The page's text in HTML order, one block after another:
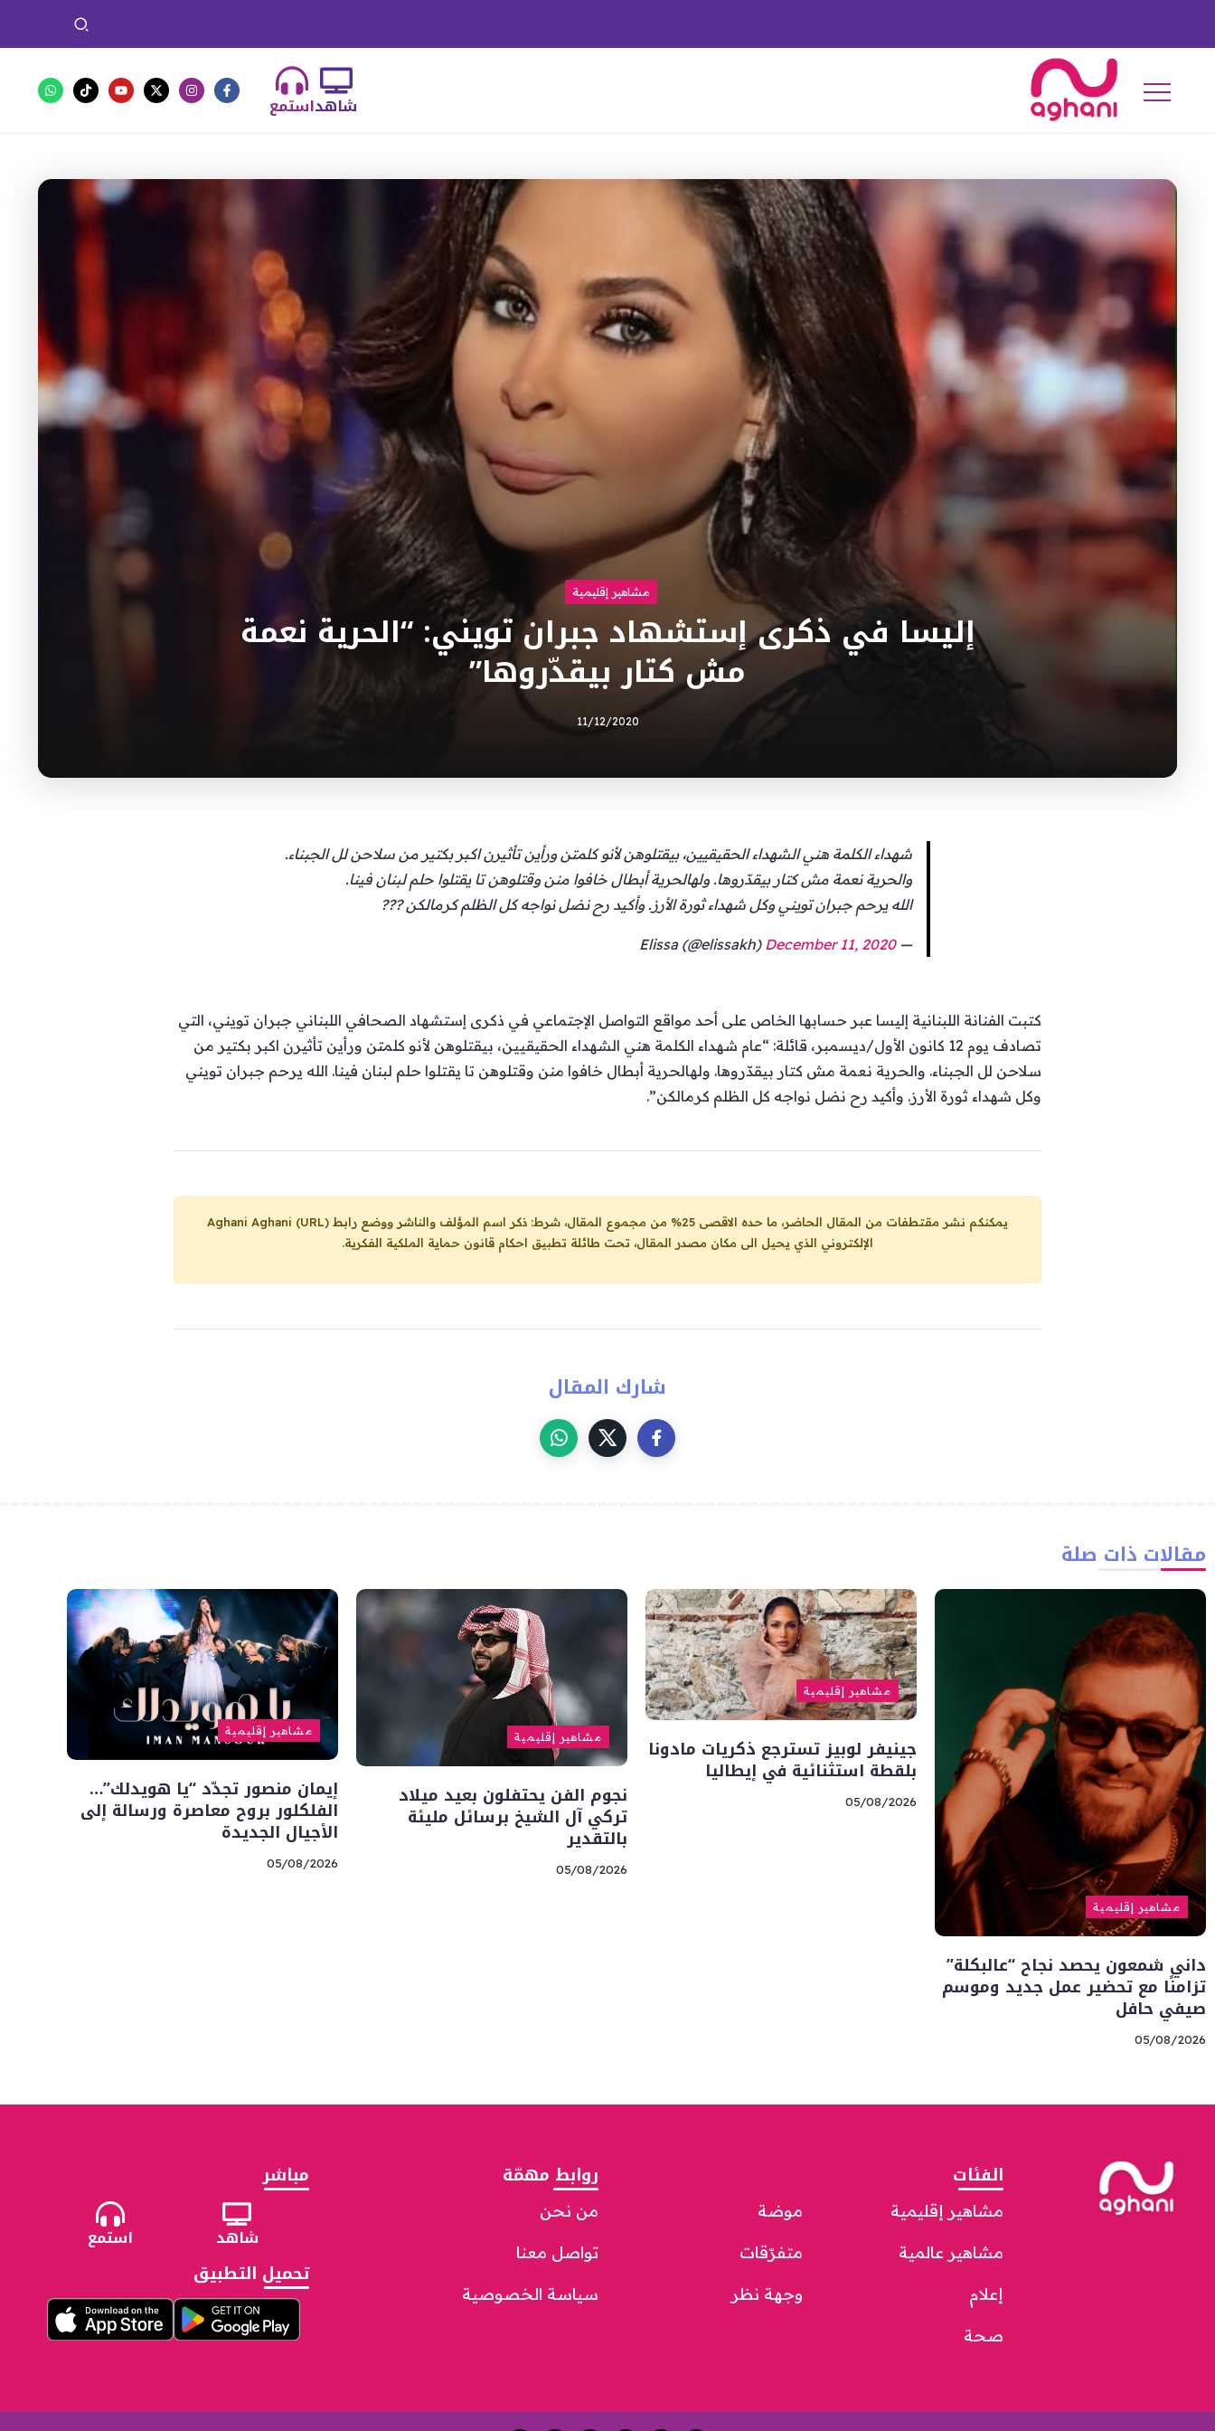
استمعشاهد
مشاهير إقليمية
إليسا في ذكرى إستشهاد جبران تويني: “الحرية نعمة
مش كتار بيقدّروها”
11/12/2020
شهداء الكلمة هني الشهداء الحقيقيين، بيقتلوهن لأنو كلمتن ورأين تأثيرن اكبر بكتير من سلاحن لل الجبناء.
والحرية نعمة مش كتار بيقدّروها. ولهالحرية أبطال خافوا منن وقتلوهن تا يقتلوا حلم لبنان فينا.
الله يرحم جبران تويني وكل شهداء ثورة الأرز. وأكيد رح نضل نواجه كل الظلم كرمالكن ???
— Elissa (@elissakh)
December 11, 2020
كتبت الفنانة اللبنانية إليسا عبر حسابها الخاص على أحد مواقع التواصل الإجتماعي في ذكرى إستشهاد الصحافي اللبناني جبران تويني، التي
تصادف يوم 12 كانون الأول/ديسمبر، قائلة: “عام شهداء الكلمة هني الشهداء الحقيقيين، بيقتلوهن لأنو كلمتن ورأين تأثيرن اكبر بكتير من
سلاحن لل الجبناء. والحرية نعمة مش كتار بيقدّروها. ولهالحرية أبطال خافوا منن وقتلوهن تا يقتلوا حلم لبنان فينا. الله يرحم جبران تويني
وكل شهداء ثورة الأرز. وأكيد رح نضل نواجه كل الظلم كرمالكن”.
يمكنكم نشر مقتطفات من المقال الحاضر، ما حده الاقصى 25% من مجموع المقال، شرط: ذكر اسم المؤلف والناشر ووضع رابط
Aghani Aghani (URL)
الإلكتروني الذي يحيل الى مكان مصدر المقال، تحت طائلة تطبيق احكام قانون حماية الملكية الفكرية.
شارك المقال
مقالات ذات صلة
مشاهير إقليمية
داني شمعون يحصد نجاح “عالبكلة”
تزامنًا مع تحضير عمل جديد وموسم
صيفي حافل
05/08/2026
مشاهير إقليمية
جينيفر لوبيز تسترجع ذكريات مادونا
بلقطة استثنائية في إيطاليا
05/08/2026
مشاهير إقليمية
نجوم الفن يحتفلون بعيد ميلاد
تركي آل الشيخ برسائل مليئة
بالتقدير
05/08/2026
مشاهير إقليمية
إيمان منصور تجدّد “يا هويدلك”…
الفلكلور بروح معاصرة ورسالة إلى
الأجيال الجديدة
05/08/2026
الفئات
مشاهير إقليمية
مشاهير عالمية
إعلام
صحة
موضة
متفرّقات
وجهة نظر
روابط مهمّة
من نحن
تواصل معنا
سياسة الخصوصية
مباشر
شاهد استمع
تحميل التطبيق